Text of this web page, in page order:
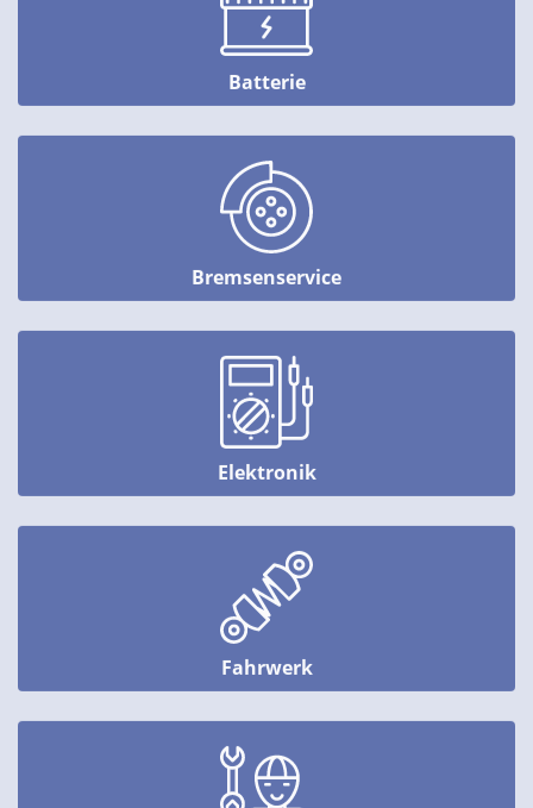
Batterie
Bremsenservice
Elektronik
Fahrwerk